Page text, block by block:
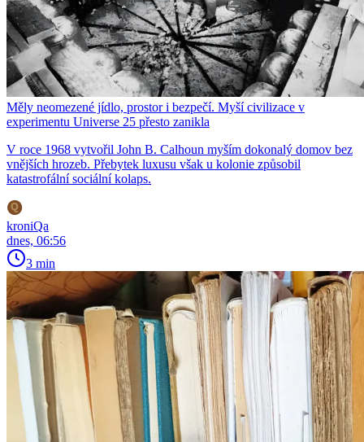
Měly neomezené jídlo, prostor i bezpečí. Myší civilizace v
experimentu Universe 25 přesto zanikla
V roce 1968 vytvořil John B. Calhoun myším dokonalý domov bez
vnějších hrozeb. Přebytek luxusu však u kolonie způsobil
katastrofální sociální kolaps.
kroniQa
dnes, 06:56
3 min